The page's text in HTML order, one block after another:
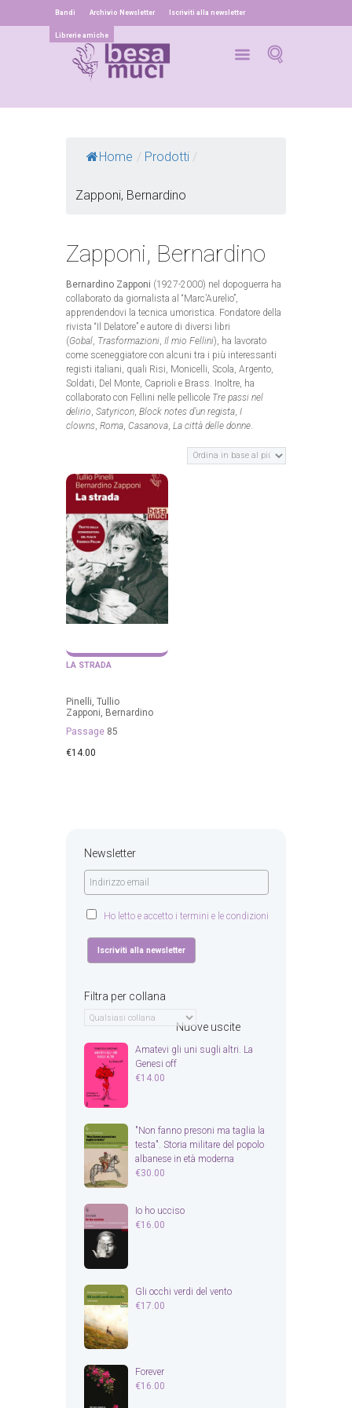
Bandi Archivio Newsletter Iscriviti alla newsletter
Librerie amiche
Home / Prodotti /
Zapponi, Bernardino
Zapponi, Bernardino
Bernardino Zapponi (1927-2000) nel dopoguerra ha
collaborato da giornalista al “Marc’Aurelio”,
apprendendovi la tecnica umoristica. Fondatore della
rivista “Il Delatore” e autore di diversi libri
(Gobal Trasformazioni Il mio Fellini), ha lavorato
come sceneggiatore con alcuni tra i più interessanti
registi italiani, quali Risi, Monicelli, Scola, Argento,
Soldati, Del Monte, Caprioli e Brass. Inoltre, ha
collaborato con Fellini nelle pellicole Tre passi nel
delirio Satyricon Block notes d’un regista I
clowns Roma Casanova La città delle donne
LA STRADA
Pinelli, Tullio
Zapponi, Bernardino
Passage 85
€14.00
Newsletter
Ho letto e accetto i termini e le condizioni
Filtra per collana
Nuove uscite
Amatevi gli uni sugli altri. La
Genesi off
€14.00
"Non fanno presoni ma taglia la
testa". Storia militare del popolo
albanese in età moderna
€30.00
Io ho ucciso
€16.00
Gli occhi verdi del vento
€17.00
Forever
€16.00